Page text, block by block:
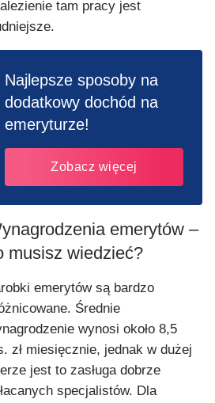
tam pracy jest
Najlepsze sposoby na
dodatkowy dochód na
emeryturze!
Zobacz więcej
emerytów –
musisz wiedzieć?
emerytów są bardzo
Średnie
wynosi około 8,5
zł miesięcznie, jednak w dużej
jest to zasługa dobrze
specjalistów. Dla